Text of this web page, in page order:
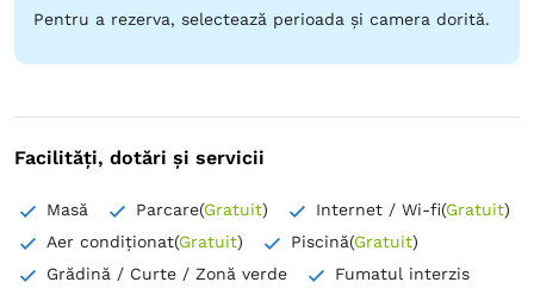
Pentru a rezerva, selectează perioada și camera dorită.
Facilități, dotări și servicii
Masă Parcare(Gratuit) Internet / Wi-fi(Gratuit)
Aer condiționat(Gratuit) Piscină(Gratuit)
Grădină / Curte / Zonă verde
Fumatul interzis